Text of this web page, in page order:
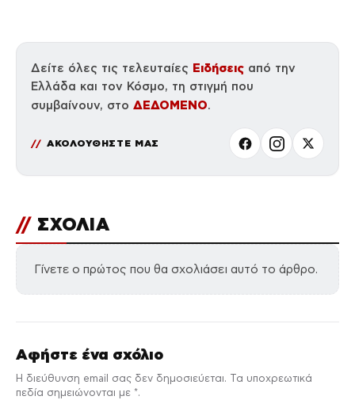
Δείτε όλες τις τελευταίες Ειδήσεις από την
Ελλάδα και τον Κόσμο, τη στιγμή που
συμβαίνουν, στο ΔΕΔΟΜΕΝΟ.
ΑΚΟΛΟΥΘΗΣΤΕ ΜΑΣ
// ΣΧΟΛΙΑ
Γίνετε ο πρώτος που θα σχολιάσει αυτό το άρθρο.
Αφήστε ένα σχόλιο
Η διεύθυνση email σας δεν δημοσιεύεται. Τα υποχρεωτικά
πεδία σημειώνονται με *.